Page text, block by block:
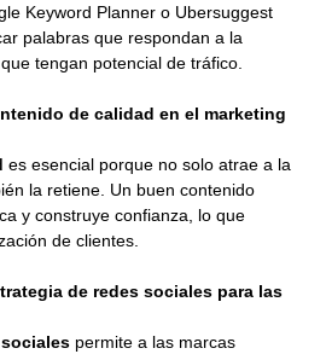
Keyword Planner o Ubersuggest
palabras que respondan a la
tengan potencial de tráfico.
de calidad en el marketing
es esencial porque no solo atrae a la
la retiene. Un buen contenido
y construye confianza, lo que
de clientes.
de redes sociales para las
permite a las marcas